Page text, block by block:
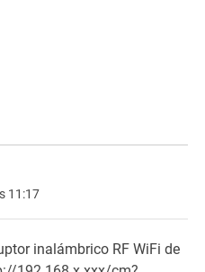
11:17
inalámbrico RF WiFi de